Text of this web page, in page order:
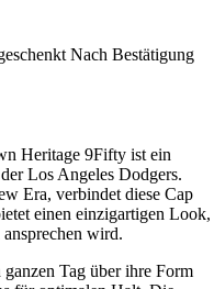
Nach Bestätigung
Heritage 9Fifty ist ein
Los Angeles Dodgers.
Era, verbindet diese Cap
einen einzigartigen Look,
wird.
Tag über ihre Form